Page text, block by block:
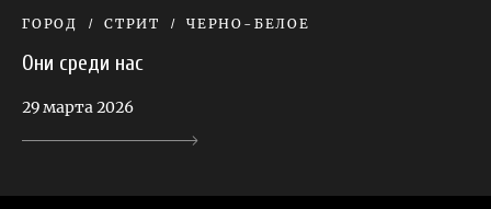
ГОРОД СТРИТ ЧЕРНО-БЕЛОЕ
Они среди нас
29 марта 2026